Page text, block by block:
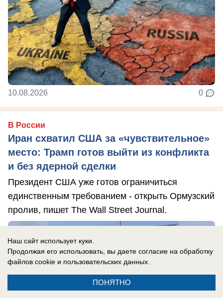
10.08.2026 0
В России
Иран схватил США за «чувствительное»
место: Трамп готов выйти из конфликта
и без ядерной сделки
Президент США уже готов ограничиться
единственным требованием - открыть Ормузский
пролив, пишет The Wall Street Journal.
Наш сайт использует куки.
Продолжая его использовать, вы даете согласие на обработку
файлов cookie и пользовательских данных.
ПОНЯТНО